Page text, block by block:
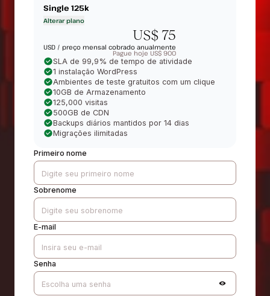
Single 125k
Alterar plano
US$ 75
USD / preço mensal cobrado anualmente
Pague hoje US$ 900
SLA de 99,9% de tempo de atividade
1 instalação WordPress
Ambientes de teste gratuitos com um clique
10GB de Armazenamento
125,000 visitas
500GB de CDN
Backups diários mantidos por 14 dias
Migrações ilimitadas
Primeiro nome
Sobrenome
E-mail
Senha